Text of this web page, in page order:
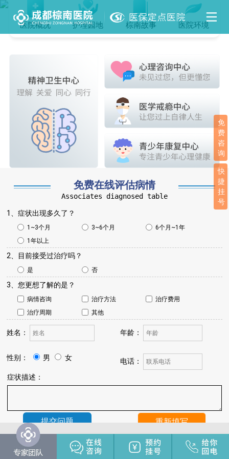
医院概况 护理园地 棕南故事 医院环境
免费在线评估病情
Associates diagnosed table
1、症状出现多久了？
1~3个月 3~6个月
6个月~1年
1年以上
2、目前接受过治疗吗？
是 否
3、您更想了解的是？
病情咨询 治疗方法
治疗费用
治疗周期
其他
姓名： 年龄：
性别： 男 女
电话：
症状描述：
温馨提示：
我院将于24小时内与您联系，请保持手机畅通，注
意来电。
免
费
咨
询
快
捷
挂
号